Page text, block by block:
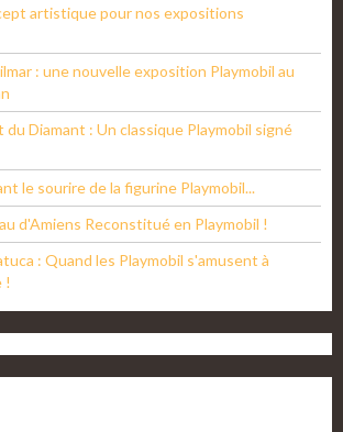
artistique pour nos expositions
: une nouvelle exposition Playmobil au
du Diamant : Un classique Playmobil signé
le sourire de la figurine Playmobil...
d'Amiens Reconstitué en Playmobil !
: Quand les Playmobil s'amusent à
!